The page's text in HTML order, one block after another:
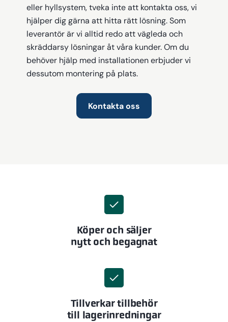
eller hyllsystem, tveka inte att kontakta oss, vi
hjälper dig gärna att hitta rätt lösning. Som
leverantör är vi alltid redo att vägleda och
skräddarsy lösningar åt våra kunder. Om du
behöver hjälp med installationen erbjuder vi
dessutom montering på plats.
Kontakta oss
Köper och säljer
nytt och begagnat
Tillverkar tillbehör
till lagerinredningar